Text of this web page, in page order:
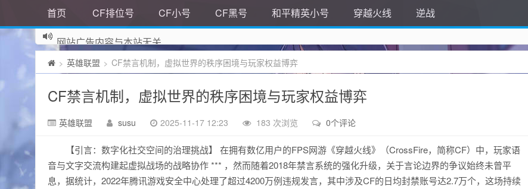
首页 CF排位号 CF小号 CF黑号 和平精英小号 穿越火线 逆战
网站广告内容与本站无关
> 英雄联盟 > CF禁言机制，虚拟世界的秩序困境与玩家权益博弈
CF禁言机制，虚拟世界的秩序困境与玩家权益博弈
英雄联盟 susu 2025-11-17 12:23 183 次浏览 0个评论
【引言：数字化社交空间的治理挑战】 在拥有数亿用户的FPS网游《穿越火线》（CrossFire，简称CF）中，玩家语
音与文字交流构建起虚拟战场的战略协作 *** ，然而随着2018年禁言系统的强化升级，关于言论边界的争议始终未曾平
息，据统计，2022年腾讯游戏安全中心处理了超过4200万例违规发言，其中涉及CF的日均封禁账号达2.7万个，这场持续